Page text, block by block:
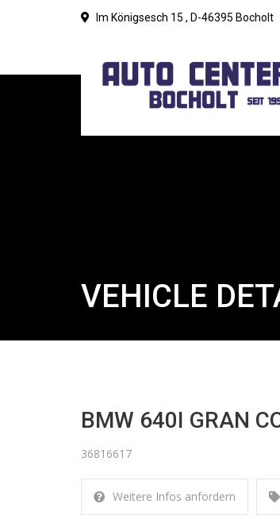
Im Königsesch 15 , D-46395 Bocholt
VEHICLE
BMW 640I GRAN
36816617
Weitere Infos anfordern